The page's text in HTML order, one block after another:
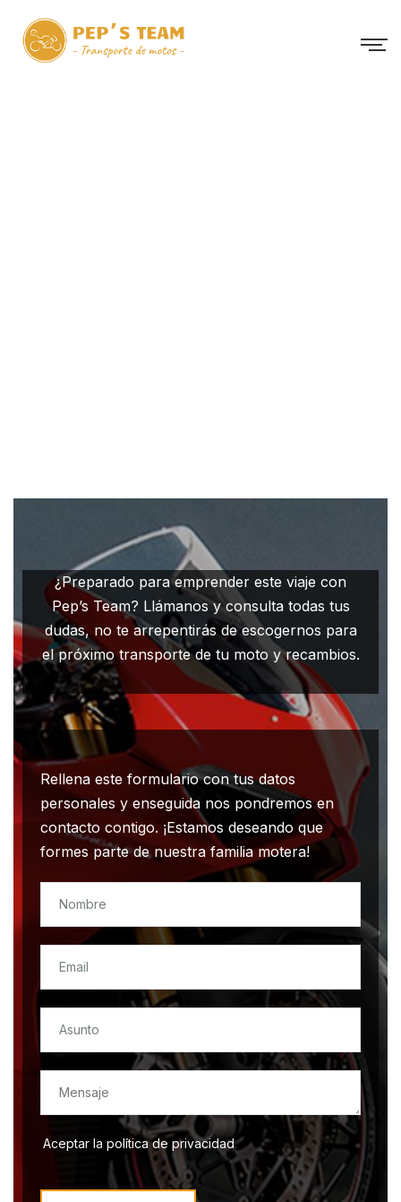
¿Preparado para emprender este viaje con
Pep’s Team? Llámanos y consulta todas tus
dudas, no te arrepentirás de escogernos para
el próximo transporte de tu moto y recambios.
Rellena este formulario con tus datos
personales y enseguida nos pondremos en
contacto contigo. ¡Estamos deseando que
formes parte de nuestra familia motera!
Aceptar la política de privacidad